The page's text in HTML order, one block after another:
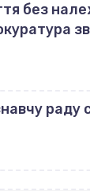
без
раду